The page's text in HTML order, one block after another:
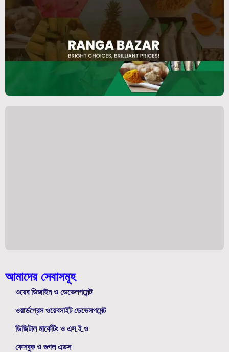
আমাদের সেবাসমূহ
ওয়েব ডিজাইন ও ডেভেলপমেন্ট
ওয়ার্ডপ্রেস ওয়েবসাইট ডেভেলপমেন্ট
ডিজিটাল মার্কেটিং ও এস.ই.ও
ফেসবুক ও গুগল এডস